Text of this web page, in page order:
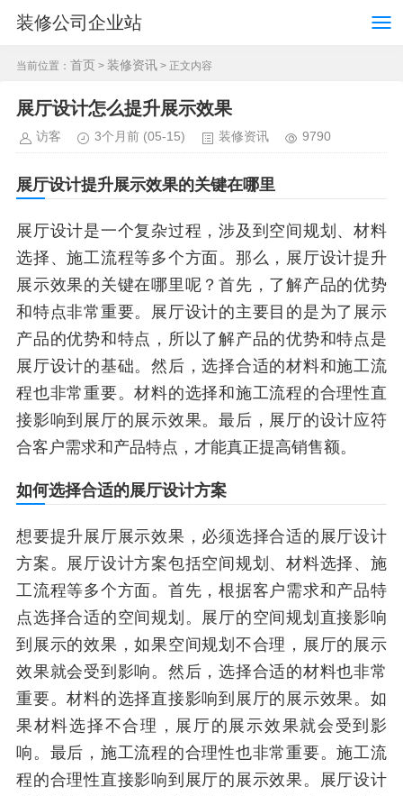
装修公司企业站
当前位置： 首页 > 装修资讯 > 正文内容
展厅设计怎么提升展示效果
访客 3个月前 (05-15) 装修资讯 9790
展厅设计提升展示效果的关键在哪里
展厅设计是一个复杂过程，涉及到空间规划、材料
选择、施工流程等多个方面。那么，展厅设计提升
展示效果的关键在哪里呢？首先，了解产品的优势
和特点非常重要。展厅设计的主要目的是为了展示
产品的优势和特点，所以了解产品的优势和特点是
展厅设计的基础。然后，选择合适的材料和施工流
程也非常重要。材料的选择和施工流程的合理性直
接影响到展厅的展示效果。最后，展厅的设计应符
合客户需求和产品特点，才能真正提高销售额。
如何选择合适的展厅设计方案
想要提升展厅展示效果，必须选择合适的展厅设计
方案。展厅设计方案包括空间规划、材料选择、施
工流程等多个方面。首先，根据客户需求和产品特
点选择合适的空间规划。展厅的空间规划直接影响
到展示的效果，如果空间规划不合理，展厅的展示
效果就会受到影响。然后，选择合适的材料也非常
重要。材料的选择直接影响到展厅的展示效果。如
果材料选择不合理，展厅的展示效果就会受到影
响。最后，施工流程的合理性也非常重要。施工流
程的合理性直接影响到展厅的展示效果。展厅设计